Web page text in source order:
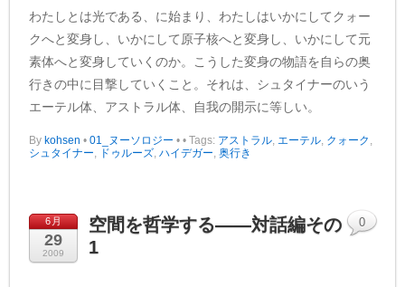
わたしとは光である、に始まり、わたしはいかにしてクォー
クへと変身し、いかにして原子核へと変身し、いかにして元
素体へと変身していくのか。こうした変身の物語を自らの奥
行きの中に目撃していくこと。それは、シュタイナーのいう
エーテル体、アストラル体、自我の開示に等しい。
Bykohsen • 01_ヌーソロジー • • Tags: アストラル エーテル クォーク
シュタイナー
ドゥルーズ ,ハイデガー ,奥行き
6月
29
2009
空間を哲学する——対話編その
1
0